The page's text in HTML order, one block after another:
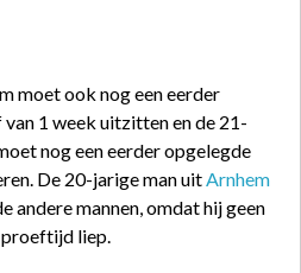
moet ook nog een eerder
1 week uitzitten en de 21-
nog een eerder opgelegde
De 20-jarige man uitArnhem
andere mannen, omdat hij geen
proeftijd liep.